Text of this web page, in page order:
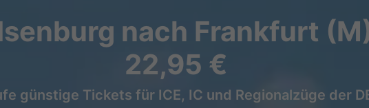
nach Frankfurt
22,95 €
günstige Tickets für ICE, IC und Regionalzüge der